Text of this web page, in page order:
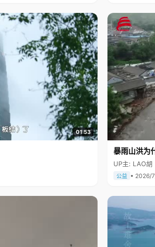
01:53
暴雨山洪为
UP主: LAO胡
公益 • 2026/